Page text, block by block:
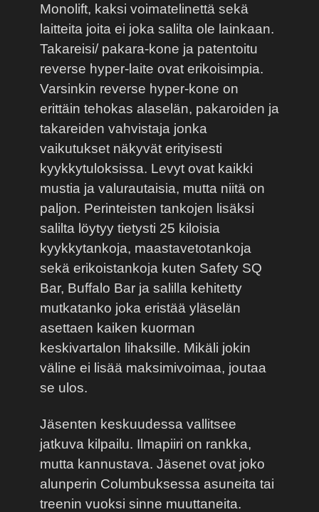
Monolift, kaksi voimatelinettä sekä
laitteita joita ei joka salilta ole lainkaan.
Takareisi/ pakara-kone ja patentoitu
reverse hyper-laite ovat erikoisimpia.
Varsinkin reverse hyper-kone on
erittäin tehokas alaselän, pakaroiden ja
takareiden vahvistaja jonka
vaikutukset näkyvät erityisesti
kyykkytuloksissa. Levyt ovat kaikki
mustia ja valurautaisia, mutta niitä on
paljon. Perinteisten tankojen lisäksi
salilta löytyy tietysti 25 kiloisia
kyykkytankoja, maastavetotankoja
sekä erikoistankoja kuten Safety SQ
Bar, Buffalo Bar ja salilla kehitetty
mutkatanko joka eristää yläselän
asettaen kaiken kuorman
keskivartalon lihaksille. Mikäli jokin
väline ei lisää maksimivoimaa, joutaa
se ulos.
Jäsenten keskuudessa vallitsee
jatkuva kilpailu. Ilmapiiri on rankka,
mutta kannustava. Jäsenet ovat joko
alunperin Columbuksessa asuneita tai
treenin vuoksi sinne muuttaneita.